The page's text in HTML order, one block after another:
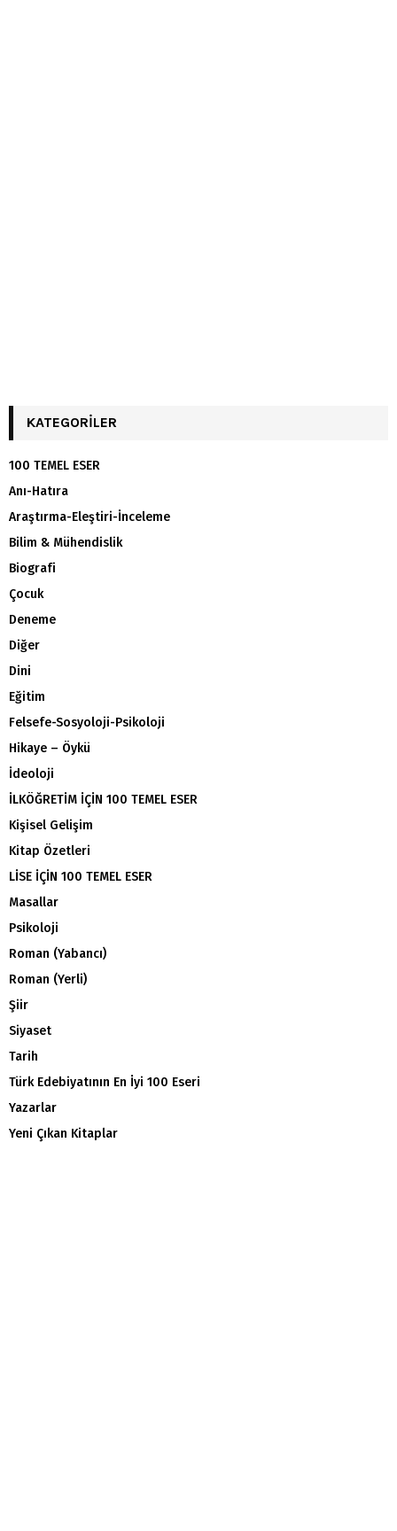
KATEGORILER
100 TEMEL ESER
Anı-Hatıra
Araştırma-Eleştiri-İnceleme
Bilim & Mühendislik
Biografi
Çocuk
Deneme
Diğer
Dini
Eğitim
Felsefe-Sosyoloji-Psikoloji
Hikaye – Öykü
İdeoloji
İLKÖĞRETİM İÇİN 100 TEMEL ESER
Kişisel Gelişim
Kitap Özetleri
LİSE İÇİN 100 TEMEL ESER
Masallar
Psikoloji
Roman (Yabancı)
Roman (Yerli)
Şiir
Siyaset
Tarih
Türk Edebiyatının En İyi 100 Eseri
Yazarlar
Yeni Çıkan Kitaplar